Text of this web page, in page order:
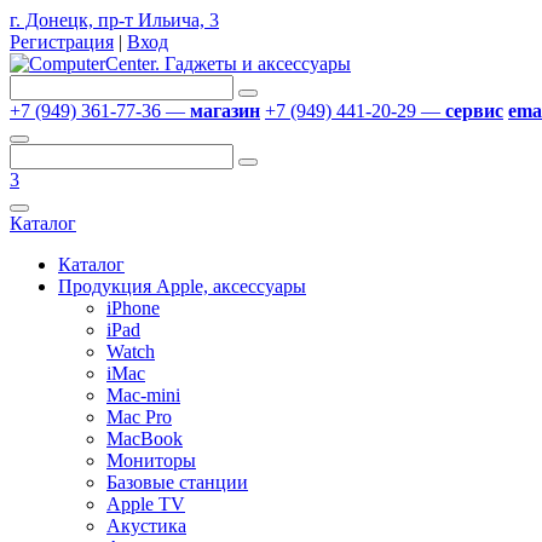
г. Донецк, пр-т Ильича, 3
Регистрация | Вход
+7 (949) 361-77-36 — магазин +7 (949) 441-20-29 — сервис
3
Каталог
Каталог
Продукция Apple, аксессуары
iPhone
iPad
Watch
iMac
Mac-mini
Mac Pro
MacBook
Мониторы
Базовые станции
Apple TV
Акустика